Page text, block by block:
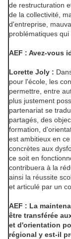
de restructuration
de la collectivité,
d'entreprise,
problématiques
AEF : Avez-vous
Lorette Joly :
pour l'école, les
permettre, entre
plus justement
partenariat se
partagés, des
formation,
est ambitieux en
concrètes aux
ce soit en
contribuera à la
ainsi la réussite
et articulé par un
AEF : La
être transférée
et d'orientation
régional y est-il